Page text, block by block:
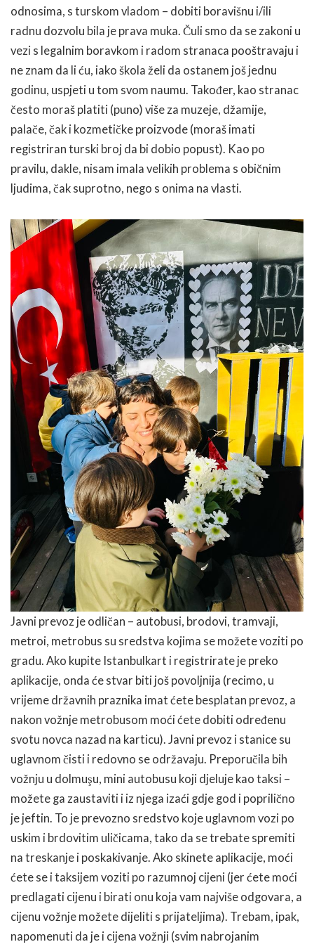
odnosima, s turskom vladom – dobiti boravišnu i/ili
radnu dozvolu bila je prava muka. Čuli smo da se zakoni u
vezi s legalnim boravkom i radom stranaca pooštravaju i
ne znam da li ću, iako škola želi da ostanem još jednu
godinu, uspjeti u tom svom naumu. Također, kao stranac
često moraš platiti (puno) više za muzeje, džamije,
palače, čak i kozmetičke proizvode (moraš imati
registriran turski broj da bi dobio popust). Kao po
pravilu, dakle, nisam imala velikih problema s običnim
ljudima, čak suprotno, nego s onima na vlasti.
Javni prevoz je odličan – autobusi, brodovi, tramvaji,
metroi, metrobus su sredstva kojima se možete voziti po
gradu. Ako kupite Istanbulkart i registrirate je preko
aplikacije, onda će stvar biti još povoljnija (recimo, u
vrijeme državnih praznika imat ćete besplatan prevoz, a
nakon vožnje metrobusom moći ćete dobiti određenu
svotu novca nazad na karticu). Javni prevoz i stanice su
uglavnom čisti i redovno se održavaju. Preporučila bih
vožnju u dolmuşu, mini autobusu koji djeluje kao taksi –
možete ga zaustaviti i iz njega izaći gdje god i poprilično
je jeftin. To je prevozno sredstvo koje uglavnom vozi po
uskim i brdovitim uličicama, tako da se trebate spremiti
na treskanje i poskakivanje. Ako skinete aplikacije, moći
ćete se i taksijem voziti po razumnoj cijeni (jer ćete moći
predlagati cijenu i birati onu koja vam najviše odgovara, a
cijenu vožnje možete dijeliti s prijateljima). Trebam, ipak,
napomenuti da je i cijena vožnji (svim nabrojanim